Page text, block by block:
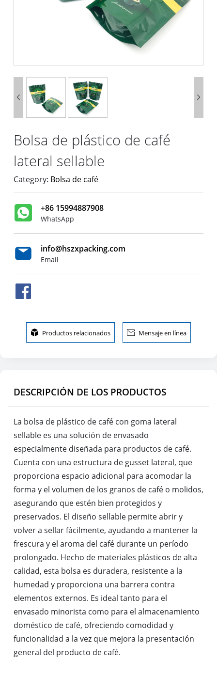
 
Bolsa de plástico de café
lateral sellable
Category: Bolsa de café
+86 15994887908
WhatsApp
info@hszxpacking.com
Email
 Productos relacionados  Mensaje en línea
DESCRIPCIÓN DE LOS PRODUCTOS
La bolsa de plástico de café con goma lateral
sellable es una solución de envasado
especialmente diseñada para productos de café.
Cuenta con una estructura de gusset lateral, que
proporciona espacio adicional para acomodar la
forma y el volumen de los granos de café o molidos,
asegurando que estén bien protegidos y
preservados. El diseño sellable permite abrir y
volver a sellar fácilmente, ayudando a mantener la
frescura y el aroma del café durante un período
prolongado. Hecho de materiales plásticos de alta
calidad, esta bolsa es duradera, resistente a la
humedad y proporciona una barrera contra
elementos externos. Es ideal tanto para el
envasado minorista como para el almacenamiento
doméstico de café, ofreciendo comodidad y
funcionalidad a la vez que mejora la presentación
general del producto de café.